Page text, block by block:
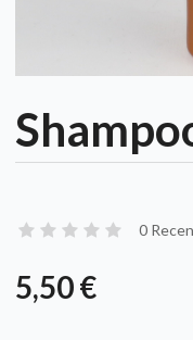
0
5,50 €